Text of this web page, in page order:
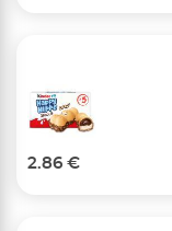
2.86 €